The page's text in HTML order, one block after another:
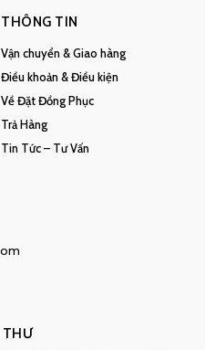
THÔNG TIN
Vận chuyển & Giao hàng
Điều khoản & Điều kiện
Về Đặt Đồng Phục
Trả Hàng
Tin Tức – Tư Vấn
THƯ